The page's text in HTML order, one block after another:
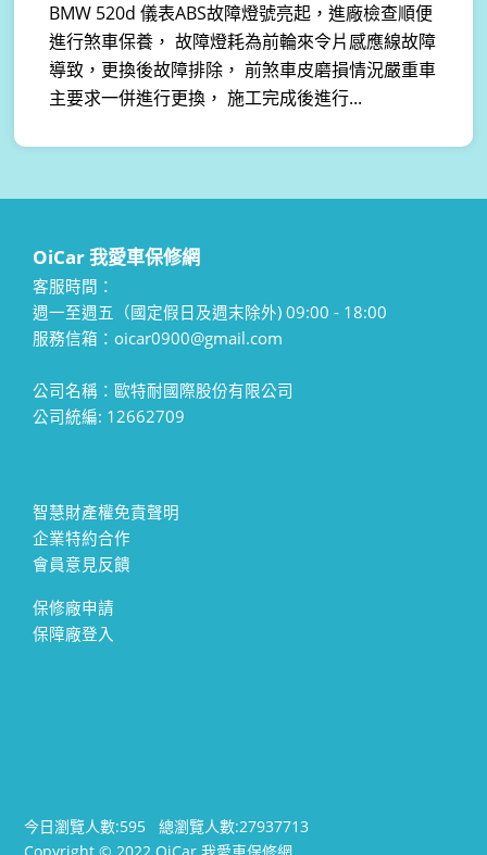
BMW 520d 儀表ABS故障燈號亮起，進廠檢查順便
進行煞車保養， 故障燈耗為前輪來令片感應線故障
導致，更換後故障排除， 前煞車皮磨損情況嚴重車
主要求一併進行更換， 施工完成後進行...
OiCar 我愛車保修網
客服時間：
週一至週五（國定假日及週末除外) 09:00 - 18:00
服務信箱：oicar0900@gmail.com
公司名稱：歐特耐國際股份有限公司
公司統編: 12662709
智慧財產權免責聲明
企業特約合作
會員意見反饋
保修廠申請
保障廠登入
今日瀏覽人數:595總瀏覽人數:27937713